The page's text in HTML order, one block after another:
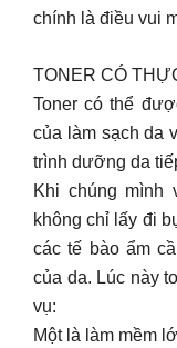
chính là điều vui
TONER CÓ
Toner có thể
của làm sạch da
trình dưỡng da
Khi chúng mình
không chỉ lấy đi
các tế bào ẩm
của da. Lúc này
vụ:
Một là làm mềm